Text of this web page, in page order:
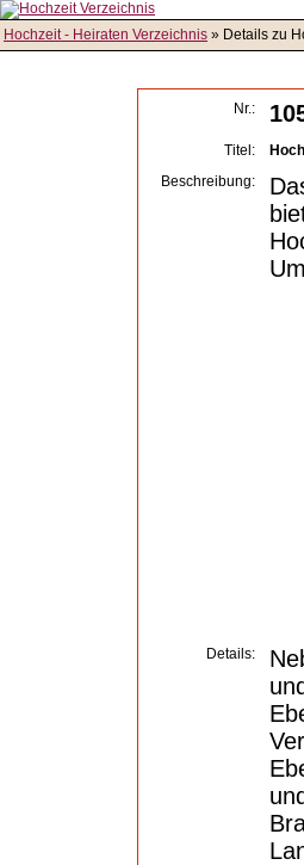
Hochzeit - Heiraten Verzeichnis » Details zu
Nr.:
Titel:
Beschreibung:
Details: